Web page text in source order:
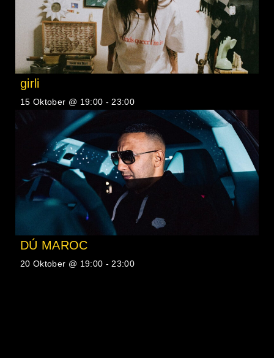
girli
15 Oktober @ 19:00 - 23:00
DÚ MAROC
20 Oktober @ 19:00 -23:00